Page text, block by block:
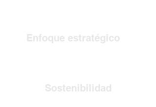
Enfoque estratégico
Sostenibilidad